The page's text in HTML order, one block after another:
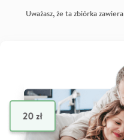
Uważasz, że ta zbiórka zawiera